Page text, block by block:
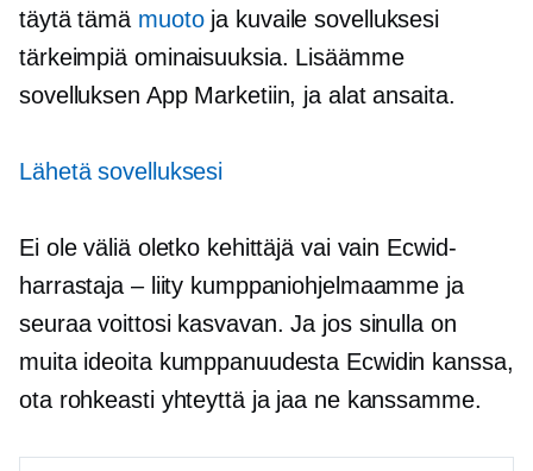
täytä tämä muotoja kuvaile sovelluksesi
tärkeimpiä ominaisuuksia. Lisäämme
sovelluksen App Marketiin, ja alat ansaita.
Lähetä sovelluksesi
Ei ole väliä oletko kehittäjä vai vain Ecwid-
harrastaja – liity kumppaniohjelmaamme ja
seuraa voittosi kasvavan. Ja jos sinulla on
muita ideoita kumppanuudesta Ecwidin kanssa,
ota rohkeasti yhteyttä ja jaa ne kanssamme.